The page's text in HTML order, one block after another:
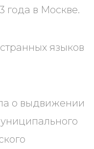
года в Москве.
языков
о выдвижении